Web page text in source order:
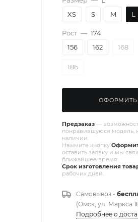
XS
S M L
Рост — 174
156
162 168
186
ОФОРМИТЬ
Предзаказ —
понравившуюся модель,
наличии.
Нажмите кнопку
оставить заявку и мы
ближайшее время.
Срок изготовления
рабочих дней.
Самовывоз -
(Омск, ул. Маркса
Подробнее о